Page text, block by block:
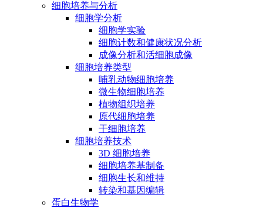
细胞培养与分析
细胞学分析
细胞学实验
细胞计数和健康状况分析
成像分析和活细胞成像
细胞培养类型
哺乳动物细胞培养
微生物细胞培养
植物组织培养
原代细胞培养
干细胞培养
细胞培养技术
3D 细胞培养
细胞培养基制备
细胞生长和维持
转染和基因编辑
蛋白生物学